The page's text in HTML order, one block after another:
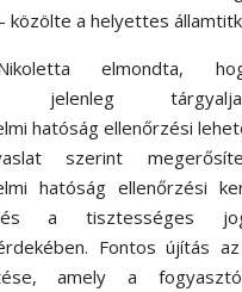
közölte a helyettes
elmondta,
jelenleg
hatóság ellenőrzési
szerint
hatóság ellenőrzési
a tisztességes
Fontos újítás
amely a